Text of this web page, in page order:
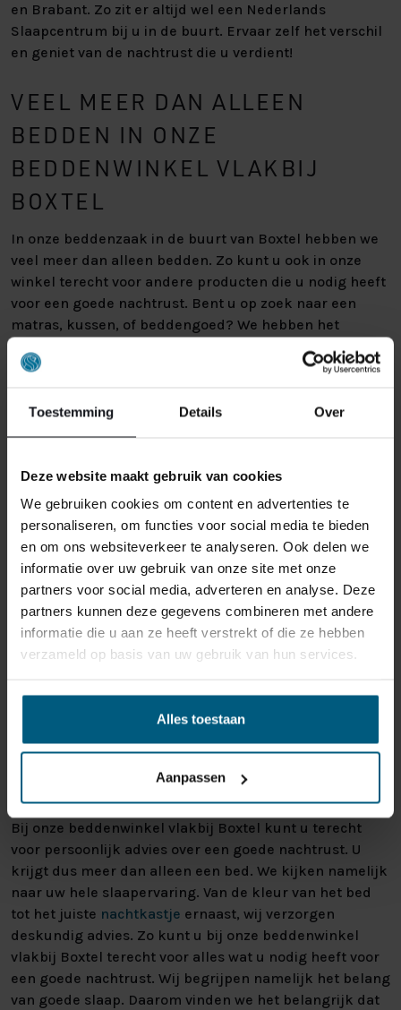
Toestemming Details Over
Deze website maakt gebruik van cookies
We gebruiken cookies om content en advertenties te
personaliseren, om functies voor social media te bieden
en om ons websiteverkeer te analyseren. Ook delen we
informatie over uw gebruik van onze site met onze
partners voor social media, adverteren en analyse. Deze
partners kunnen deze gegevens combineren met andere
informatie die u aan ze heeft verstrekt of die ze hebben
verzameld op basis van uw gebruik van hun services.
Alles toestaan
Aanpassen
en Brabant. Zo zit er altijd wel een Nederlands
Slaapcentrum bij u in de buurt. Ervaar zelf het verschil
en geniet van de nachtrust die u verdient!
VEEL MEER DAN ALLEEN
BEDDEN IN ONZE
BEDDENWINKEL VLAKBIJ
BOXTEL
In onze beddenzaak in de buurt van Boxtel hebben we
veel meer dan alleen bedden. Zo kunt u ook in onze
winkel terecht voor andere producten die u nodig heeft
voor een goede nachtrust. Bent u op zoek naar een
matras, kussen, of beddengoed? We hebben het
allemaal. Naast een groot assortiment producten van
hoge kwaliteit hebben we ook slaapadviseurs die u
altijd met het beste bed voor u de deur uit.
EEN GOED BED VOOR
Bij onze beddenwinkel vlakbij Boxtel kunt u terecht
voor persoonlijk advies over een goede nachtrust. U
krijgt dus meer dan alleen een bed. We kijken namelijk
naar uw hele slaapervaring. Van de kleur van het bed
tot het juiste nachtkastje ernaast, wij verzorgen
deskundig advies. Zo kunt u bij onze beddenwinkel
vlakbij Boxtel terecht voor alles wat u nodig heeft voor
een goede nachtrust. Wij begrijpen namelijk het belang
van goede slaap. Daarom vinden we het belangrijk dat